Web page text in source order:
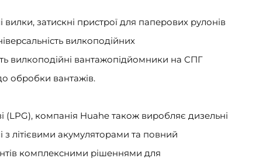
вилки, затискні пристрої для паперових рулонів
вилкоподійних
вилкоподійні вантажопідйомники на СПГ
обробки вантажів.
(LPG), компанія Huahe також виробляє дизельні
з літієвими акумуляторами та повний
комплексними рішеннями для